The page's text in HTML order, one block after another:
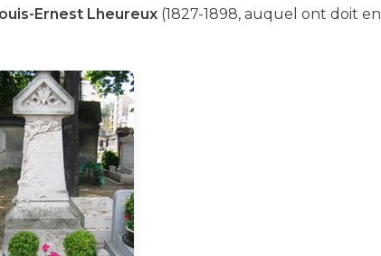
Ernest Lheureux (1827-1898, auquel ont doit en